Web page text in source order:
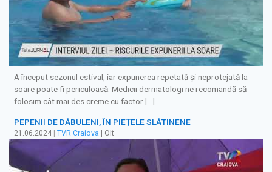
A început sezonul estival, iar expunerea repetată și neprotejată la
soare poate fi periculoasă. Medicii dermatologi ne recomandă să
folosim cât mai des creme cu factor […]
PEPENII DE DĂBULENI, ÎN PIEȚELE SLĂTINENE
21.06.2024 TVR Craiova | Olt